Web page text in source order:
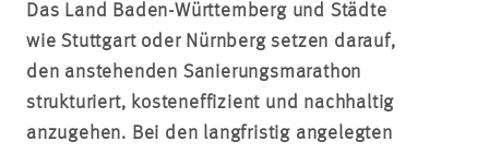
Das Land Baden-Württemberg und Städte
wie Stuttgart oder Nürnberg setzen darauf,
den anstehenden Sanierungsmarathon
strukturiert, kosteneffizient und nachhaltig
anzugehen. Bei den langfristig angelegten